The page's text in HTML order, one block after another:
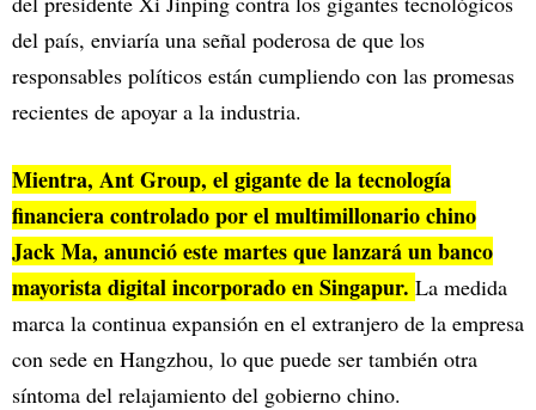
del país, enviaría una señal poderosa de que los
responsables políticos están cumpliendo con las promesas
recientes de apoyar a la industria.
Mientra, Ant Group, el gigante de la tecnología
financiera controlado por el multimillonario chino
Jack Ma, anunció este martes que lanzará un banco
mayorista digital incorporado en Singapur. La medida
marca la continua expansión en el extranjero de la empresa
con sede en Hangzhou, lo que puede ser también otra
síntoma del relajamiento del gobierno chino.